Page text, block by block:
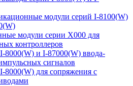
модули серий I-8100(W)
модули серии X000 для
контроллеров
8000(W) и I-87000(W) ввода-
сигналов
8000(W) для сопряжения с